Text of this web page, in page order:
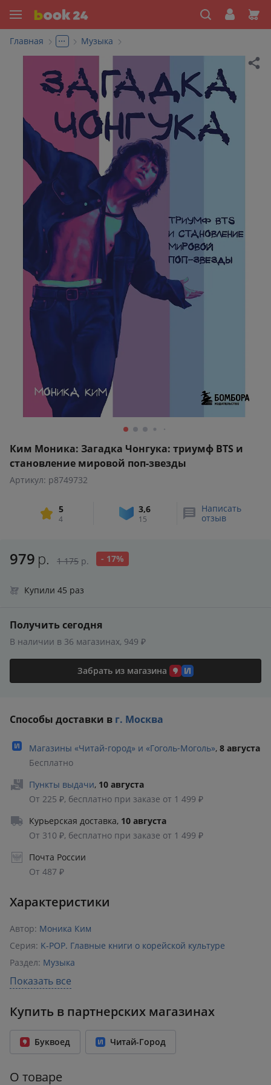
Главная ... Музыка
Ким Моника: Загадка Чонгука: триумф BTS и
становление мировой поп-звезды
Артикул: p8749732
5
4
3,6
15
Написать
отзыв
979 р. 1 175 р. - 17%
Купили 45 раз
Получить сегодня
В наличии в 36 магазинах, 949 ₽
Забрать из магазина
Способы доставки в г. Москва
Магазины «Читай‑город» и «Гоголь‑Моголь», 8 августа
Бесплатно
Пункты выдачи, 10 августа
От 225 ₽, бесплатно при заказе от 1 499 ₽
Курьерская доставка, 10 августа
От 310 ₽, бесплатно при заказе от 1 499 ₽
Почта России
От 487 ₽
Характеристики
Автор: Моника Ким
Серия: K-POP. Главные книги о корейской культуре
Раздел: Музыка
Издательство:
Возрастное ограничение: 16+
Год издания: 2025
Количество страниц: 232
Формат: 170x242 мм
Показать все
Купить в партнерских магазинах
Буквоед Читай-Город
О товаре